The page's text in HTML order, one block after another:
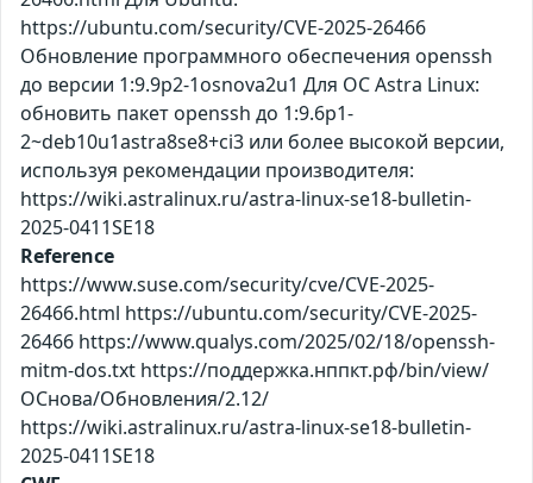
https://ubuntu.com/security/CVE-2025-26466
Обновление программного обеспечения openssh
до версии 1:9.9p2-1osnova2u1 Для ОС Astra Linux:
обновить пакет openssh до 1:9.6p1-
2~deb10u1astra8se8+ci3 или более высокой версии,
используя рекомендации производителя:
https://wiki.astralinux.ru/astra-linux-se18-bulletin-
2025-0411SE18
Reference
https://www.suse.com/security/cve/CVE-2025-
26466.html https://ubuntu.com/security/CVE-2025-
26466 https://www.qualys.com/2025/02/18/openssh-
mitm-dos.txt https://поддержка.нппкт.рф/bin/view/
ОСнова/Обновления/2.12/
https://wiki.astralinux.ru/astra-linux-se18-bulletin-
2025-0411SE18